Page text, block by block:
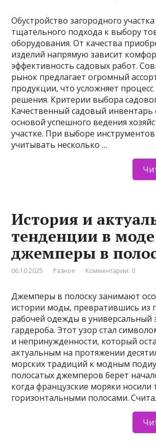
Обустройство загородного
тщательного подхода к выбору
оборудования. От качества
изделий напрямую зависит
эффективность садовых работ.
рынок предлагает огромный
продукции, что усложняет процесс
решения. Критерии выбора
Качественный садовый инвентарь
основой успешного ведения
участке. При выборе инструментов
учитывать несколько …
История и
тенденции в
джемперы в
06.10.2025 Разное Комментарии: 0
Джемперы в полоску занимают
истории моды, превратившись из
рабочей одежды в универсальный
гардероба. Этот узор стал
и непринужденности, который
актуальным на протяжении
морских традиций к модным
полосатых джемперов берет
когда французские моряки носили
горизонтальными полосами.